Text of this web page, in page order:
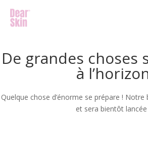
De grandes choses
à
Quelque chose d’énorme se prépare !
et sera bientôt lancée